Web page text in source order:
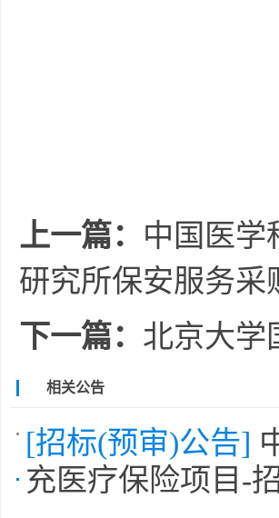
上一篇： 中国医学
研究所保安服务采
下一篇： 北京大学
相关公告
[招标(预审)公告]
充医疗保险项目-